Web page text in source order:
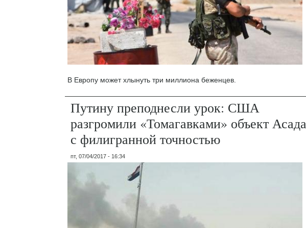
В Европу может хлынуть три миллиона беженцев.
Путину преподнесли урок: США
разгромили «Томагавками» объект Асада
с филигранной точностью
пт, 07/04/2017 - 16:34